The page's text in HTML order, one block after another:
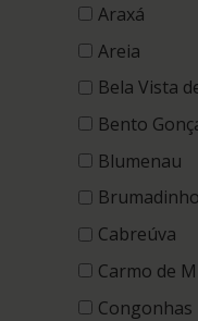
Araxá
Areia
Bela Vista
Bento
Blumenau
Brumadinho
Cabreúva
Carmo de
Congonhas